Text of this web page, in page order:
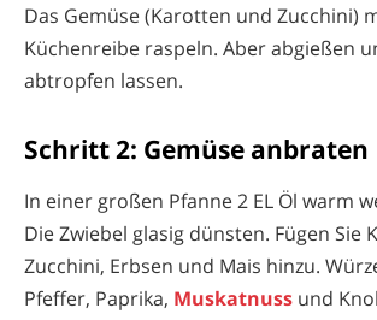
Das Gemüse (Karotten und Zucchini)
Küchenreibe raspeln. Aber abgießen
abtropfen lassen.
Schritt 2: Gemüse anbraten
In einer großen Pfanne 2 EL Öl warm
Die Zwiebel glasig dünsten. Fügen Sie
Zucchini, Erbsen und Mais hinzu.
Pfeffer, Paprika, Muskatnuss und